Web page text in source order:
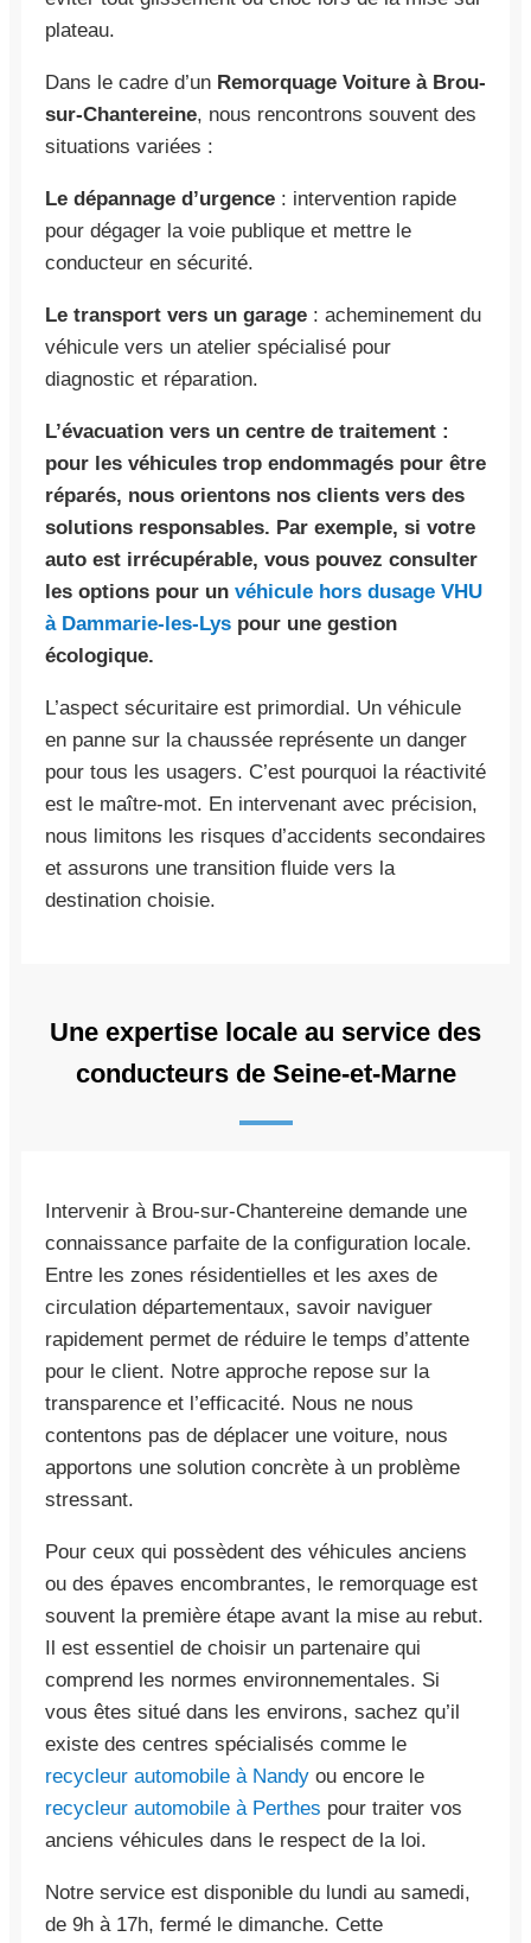
plateau.
Dans le cadre d’un Remorquage Voiture à Brou-
sur-Chantereine, nous rencontrons souvent des
situations variées :
Le dépannage d’urgence : intervention rapide
pour dégager la voie publique et mettre le
conducteur en sécurité.
Le transport vers un garage : acheminement du
véhicule vers un atelier spécialisé pour
diagnostic et réparation.
L’évacuation vers un centre de traitement :
pour les véhicules trop endommagés pour être
réparés, nous orientons nos clients vers des
solutions responsables. Par exemple, si votre
auto est irrécupérable, vous pouvez consulter
les options pour un véhicule hors dusage VHU
à Dammarie-les-Lys pour une gestion
écologique.
L’aspect sécuritaire est primordial. Un véhicule
en panne sur la chaussée représente un danger
pour tous les usagers. C’est pourquoi la réactivité
est le maître-mot. En intervenant avec précision,
nous limitons les risques d’accidents secondaires
et assurons une transition fluide vers la
destination choisie.
Une expertise locale au service des
conducteurs de Seine-et-Marne
Intervenir à Brou-sur-Chantereine demande une
connaissance parfaite de la configuration locale.
Entre les zones résidentielles et les axes de
circulation départementaux, savoir naviguer
rapidement permet de réduire le temps d’attente
pour le client. Notre approche repose sur la
transparence et l’efficacité. Nous ne nous
contentons pas de déplacer une voiture, nous
apportons une solution concrète à un problème
stressant.
Pour ceux qui possèdent des véhicules anciens
ou des épaves encombrantes, le remorquage est
souvent la première étape avant la mise au rebut.
Il est essentiel de choisir un partenaire qui
comprend les normes environnementales. Si
vous êtes situé dans les environs, sachez qu’il
existe des centres spécialisés comme le
recycleur automobile à Nandy ou encore le
recycleur automobile à Perthes pour traiter vos
anciens véhicules dans le respect de la loi.
Notre service est disponible du lundi au samedi,
de 9h à 17h, fermé le dimanche. Cette